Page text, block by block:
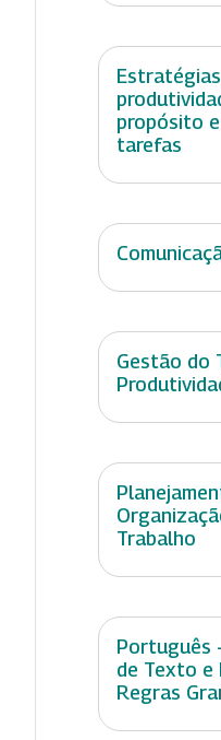
propósito
tarefas
Gestão do
Trabalho
Português
de Texto e
Regras